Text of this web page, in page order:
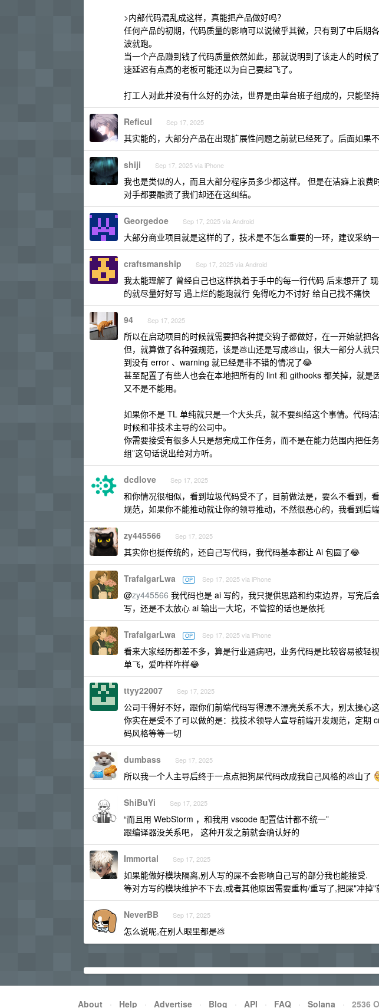
>内部代码混乱成这样，真能把产品做好吗？
任何产品的初期，代码质量的影响可以说微乎其微，只有到了中后期
波就跑。
当一个产品赚到钱了代码质量依然如此，那就说明到了该走人的时候
速延迟有点高的老板可能还以为自己要起飞了。
打工人对此并没有什么好的办法，世界是由草台班子组成的，只能坚持
Reficul Sep 17, 2025
其实能的，大部分产品在出现扩展性问题之前就已经死了。后面如果
shiji Sep 17, 2025 via iPhone
我也是类似的人，而且大部分程序员多少都这样。 但是在洁癖上浪
对手都要融资了我们却还在这纠结。
Georgedoe Sep 17, 2025 via Android
大部分商业项目就是这样的了，技术是不怎么重要的一环，建议采纳
craftsmanship Sep 17, 2025 via Android
我太能理解了 曾经自己也这样执着于手中的每一行代码 后来想开了
的就尽量好好写 遇上烂的能跑就行 免得吃力不讨好 给自己找不痛快
94 Sep 17, 2025
所以在启动项目的时候就需要把各种提交钩子都做好，在一开始就把各
但，就算做了各种强规范，该是💩山还是写成💩山，很大一部分人就
到没有 error 、warning 就已经是非不错的情况了😂
甚至配置了有些人也会在本地把所有的 lint 和 githooks 都关掉，就是
又不是不能用。
如果你不是 TL 单纯就只是一个大头兵，就不要纠结这个事情。代码
时候和非技术主导的公司中。
你需要接受有很多人只是想完成工作任务，而不是在能力范围内把任
组”这句话说出给对方听。
dcdlove Sep 17, 2025
和你情况很相似，看到垃圾代码受不了，目前做法是，要么不看到，
规范，如果你不能推动就让你的领导推动，不然很恶心的，我看到后
zy445566 Sep 17, 2025
其实你也挺传统的，还自己写代码，我代码基本都让 Ai 包圆了😂
TrafalgarLwa OP Sep 17, 2025 via iPhone
@zy445566 我代码也是 ai 写的，我只提供思路和约束边界，写完后
写，还是不太放心 ai 输出一大坨，不管控的话也是依托
TrafalgarLwa OP Sep 17, 2025 via iPhone
看来大家经历都差不多，算是行业通病吧，业务代码是比较容易被轻
单飞，爱咋样咋样😂
ttyy22007 Sep 17, 2025
公司干得好不好，跟你们前端代码写得漂不漂亮关系不大，别太操心
你实在是受不了可以做的是：找技术领导人宣导前端开发规范，定期
码风格等等一切
dumbass Sep 17, 2025
所以我一个人主导后终于一点点把狗屎代码改成我自己风格的💩山了
ShiBuYi Sep 17, 2025
“而且用 WebStorm ，和我用 vscode 配置估计都不统一”
跟编译器没关系吧， 这种开发之前就会确认好的
Immortal Sep 17, 2025
如果能做好模块隔离,别人写的屎不会影响自己写的部分我也能接受.
等对方写的模块维护不下去,或者其他原因需要重构/重写了,把屎"冲掉"
NeverBB Sep 17, 2025
怎么说呢,在别人眼里都是💩
About · Help · Advertise · Blog · API · FAQ · Solana · 2536